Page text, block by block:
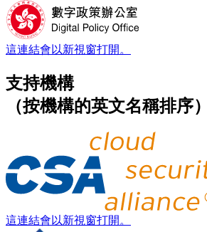
這連結會以新視窗打開。
支持機構
（按機構的英文名稱排序）
這連結會以新視窗打開。